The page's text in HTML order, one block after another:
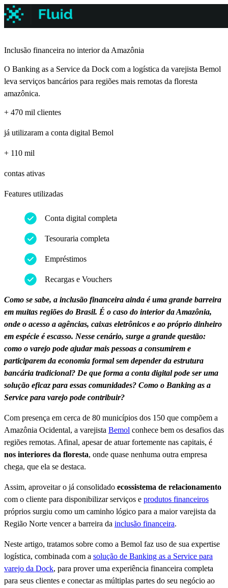
Inclusão financeira no interior da Amazônia
O Banking as a Service da Dock com a logística da varejista Bemol
leva serviços bancários para regiões mais remotas da floresta
amazônica.
+ 470 mil clientes
já utilizaram a conta digital Bemol
+ 110 mil
contas ativas
Features utilizadas
Conta digital completa
Tesouraria completa
Empréstimos
Recargas e Vouchers
Como se sabe, a inclusão financeira ainda é uma grande barreira
em muitas regiões do Brasil. É o caso do interior da Amazônia,
onde o acesso a agências, caixas eletrônicos e ao próprio dinheiro
em espécie é escasso. Nesse cenário, surge a grande questão:
como o varejo pode ajudar mais pessoas a consumirem e
participarem da economia formal sem depender da estrutura
bancária tradicional? De que forma a conta digital pode ser uma
solução eficaz para essas comunidades? Como o Banking as a
Service para varejo pode contribuir?
Com presença em cerca de 80 municípios dos 150 que compõem a
Amazônia Ocidental, a varejista Bemol conhece bem os desafios das
regiões remotas. Afinal, apesar de atuar fortemente nas capitais, é
nos interiores da floresta, onde quase nenhuma outra empresa
chega, que ela se destaca.
Assim, aproveitar o já consolidado ecossistema de relacionamento
com o cliente para disponibilizar serviços e produtos financeiros
próprios surgiu como um caminho lógico para a maior varejista da
Região Norte vencer a barreira da inclusão financeira.
Neste artigo, tratamos sobre como a Bemol faz uso de sua expertise
logística, combinada com a solução de Banking as a Service para
varejo da Dock, para prover uma experiência financeira completa
para seus clientes e conectar as múltiplas partes do seu negócio ao